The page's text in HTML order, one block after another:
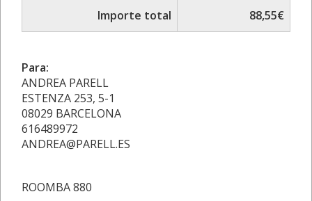
Importe total
88,55€
Para:
ANDREA PARELL
ESTENZA 253, 5-1
08029 BARCELONA
616489972
ANDREA@PARELL.ES
ROOMBA 880